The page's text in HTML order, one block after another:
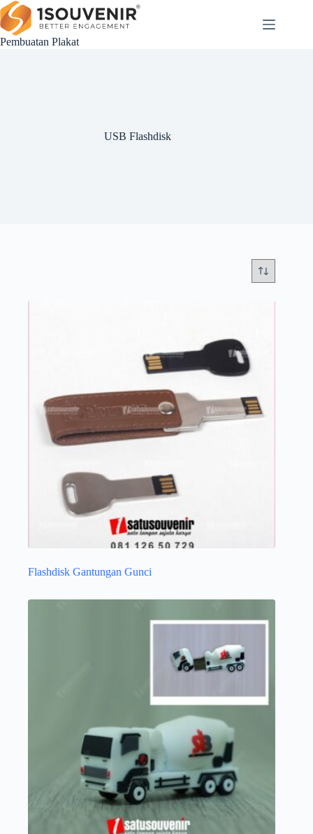
Skip
to
content
Pembuatan Plakat
USB Flashdisk
Flashdisk Gantungan Gunci